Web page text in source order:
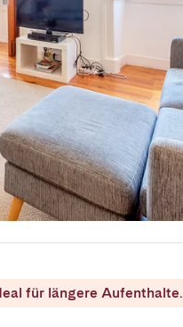
für längere Aufenthalte.